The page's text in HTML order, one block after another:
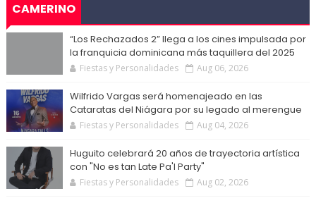
CAMERINO
“Los Rechazados 2” llega a los cines impulsada por
la franquicia dominicana más taquillera del 2025
Fiestas y Personalidades Aug 06, 2026
Wilfrido Vargas será homenajeado en las
Cataratas del Niágara por su legado al merengue
Fiestas y Personalidades Aug 04, 2026
Huguito celebrará 20 años de trayectoria artística
con "No es tan Late Pa'l Party"
Fiestas y Personalidades Aug 02, 2026